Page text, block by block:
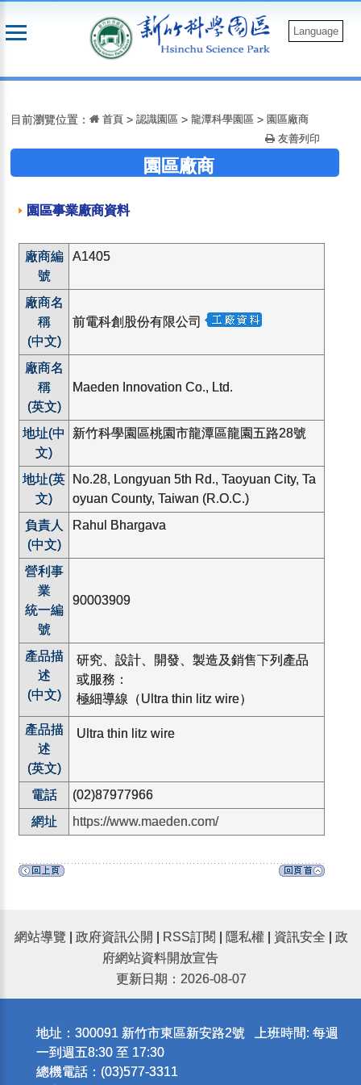
到
Language
目前瀏覽位置： 首頁 >認識園區 >龍潭科學園區 > 園區廠商
友善列印
園區廠商
園區事業廠商資料
廠商編
號
A1405
廠商名
稱
(中文)
前電科創股份有限公司
廠商名
稱
(英文)
Maeden Innovation Co., Ltd.
地址(中
文)
新竹科學園區桃園市龍潭區龍園五路28號
地址(英
文)
No.28, Longyuan 5th Rd., Taoyuan City, Ta
oyuan County, Taiwan (R.O.C.)
負責人
(中文)
Rahul Bhargava
營利事
業
統一編
號
90003909
產品描
述
(中文)
研究、設計、開發、製造及銷售下列產品
或服務：
極細導線（Ultra thin litz wire）
產品描
述
(英文)
Ultra thin litz wire
電話
(02)87977966
網址
https://www.maeden.com/
網站導覽 政府資訊公開 RSS訂閱 隱私權 資訊安全
政
府網站資料開放宣告
更新日期：2026-08-07
地址：300091 新竹市東區新安路2號 上班時間: 每週
一到週五8:30 至 17:30
總機電話：(03)577-3311